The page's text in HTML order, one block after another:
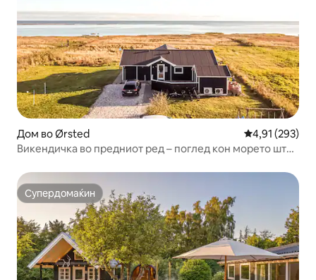
Дом во Ørsted Просечна
4,91 (293)
Викендичка во предниот ред – поглед кон морето што
Супердомаќин
Супердомаќин